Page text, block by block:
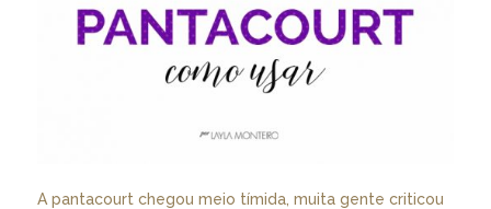
A pantacourt chegou meio tímida, muita gente criticou